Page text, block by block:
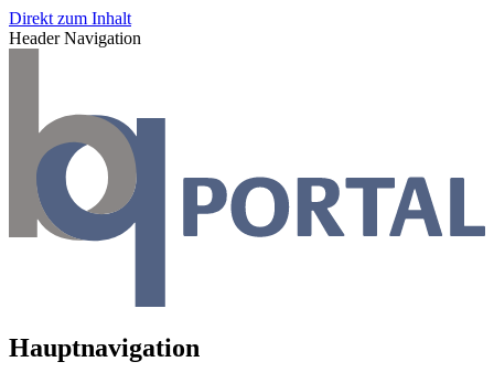
Direkt zum Inhalt
Header Navigation
Hauptnavigation